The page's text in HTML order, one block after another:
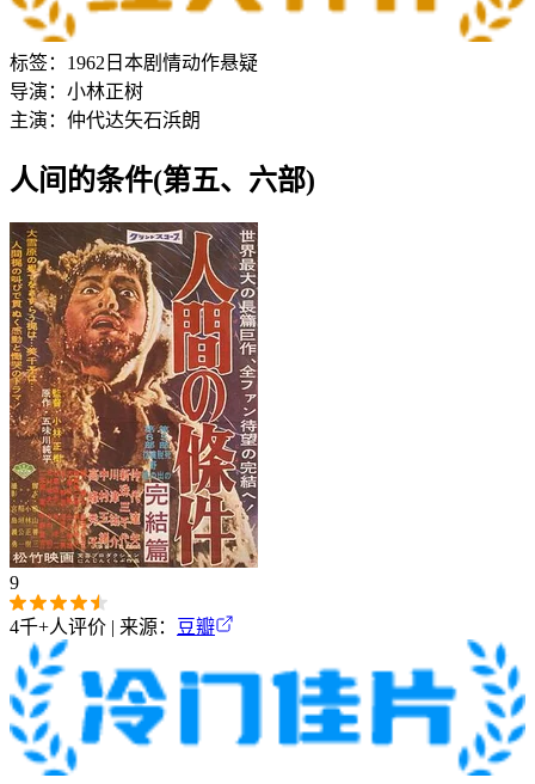
标签： 1962 日本剧情动作悬疑
导演： 小林正树
主演： 仲代达矢石浜朗
人间的条件(第五、六部)
9
4千+人评价 | 来源： 豆瓣